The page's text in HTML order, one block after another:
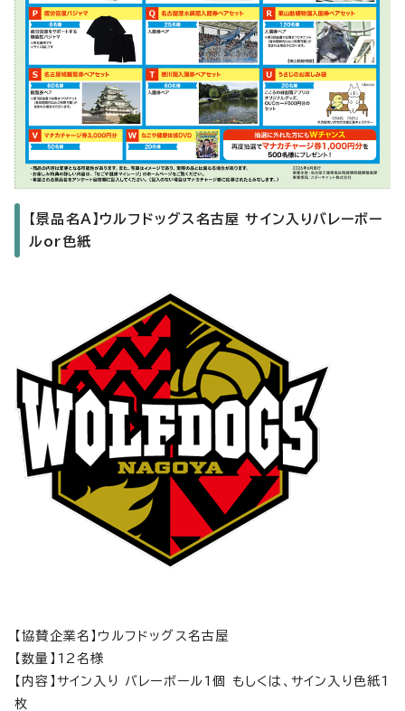
【景品名A】ウルフドッグス名古屋 サイン入りバレーボー
ルor色紙
【協賛企業名】ウルフドッグス名古屋
【数量】12名様
【内容】サイン入り バレーボール1個 もしくは、サイン入り色紙1
枚